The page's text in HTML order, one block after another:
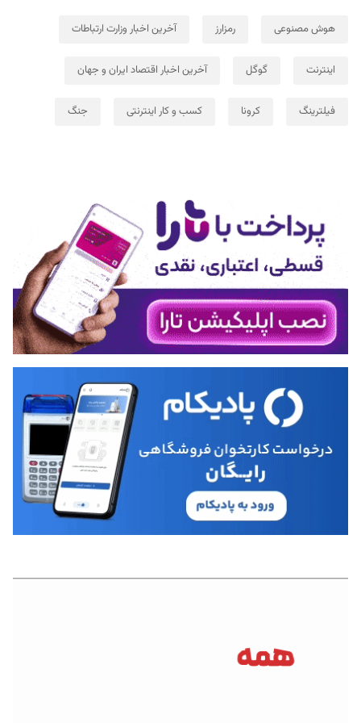
هوش مصنوعی رمزارز آخرین اخبار وزارت ارتباطات
اینترنت گوگل آخرین اخبار اقتصاد ایران و جهان
فیلترینگ کرونا کسب و کار اینترنتی جنگ